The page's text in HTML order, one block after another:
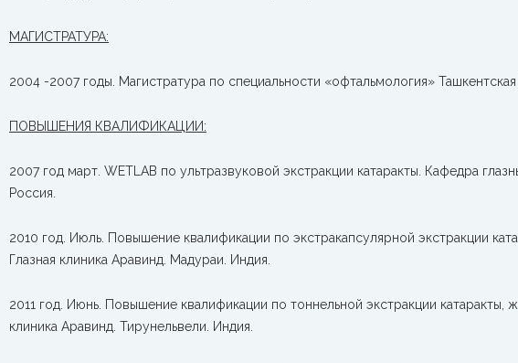
МАГИСТРАТУРА:
2004 -2007 годы. Магистратура по специальности «офтальмология»
ПОВЫШЕНИЯ КВАЛИФИКАЦИИ:
2007 год март. WETLAB по ультразвуковой экстракции катаракты. Кафедра
Россия.
2010 год. Июль. Повышение квалификации по экстракапсулярной экстракции
Глазная клиника Аравинд. Мадураи. Индия.
2011 год. Июнь. Повышение квалификации по тоннельной экстракции катаракты,
клиника Аравинд. Тирунельвели. Индия.